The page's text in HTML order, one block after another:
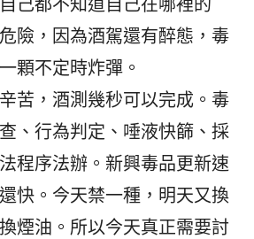
己都不知道自己在哪裡的
險，因為酒駕還有醉態，毒
顆不定時炸彈。
苦，酒測幾秒可以完成。毒
、行為判定、唾液快篩、採
程序法辦。新興毒品更新速
快。今天禁一種，明天又換
煙油。所以今天真正需要討